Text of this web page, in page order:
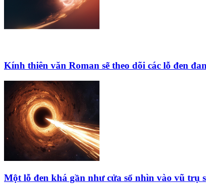
Kính thiên văn Roman sẽ theo dõi các lỗ đen
Một lỗ đen khá gần như cửa sổ nhìn vào vũ trụ